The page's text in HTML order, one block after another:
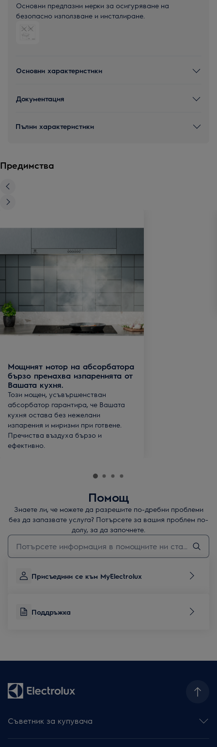
Основни предпазни мерки за осигуряване на
безопасно използване и инсталиране.
Основни характеристики
Документация
Пълни характеристики
Предимства
Мощният мотор на абсорбатора
бързо премахва изпаренията от
Вашата кухня.
Този мощен, усъвършенстван
абсорбатор гарантира, че Вашата
кухня остава без нежелани
изпарения и миризми при готвене.
Пречиства въздуха бързо и
ефективно.
Помощ
Знаете ли, че можете да разрешите по-дребни проблеми
без да запазвате услуга? Потърсете за вашия проблем по-
долу, за да започнете.
Въведете текст за да потърсите статии за поддръжка
Присъедини се към MyElectrolux
Поддръжка
Съветник за купувача